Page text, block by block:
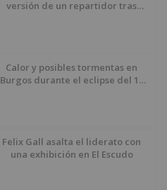
versión de un repartidor tras
Calor y posibles tormentas en
Burgos durante el eclipse del 12
Felix Gall asalta el liderato con
una exhibición en El Escudo